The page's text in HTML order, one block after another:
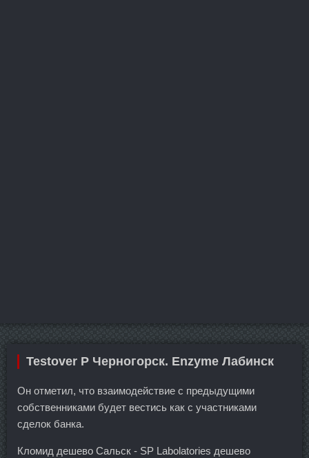
Testover P Черногорск. Enzyme Лабинск
Он отметил, что взаимодействие с предыдущими
собственниками будет вестись как с участниками
сделок банка.
Кломид дешево Сальск - SP Labolatories дешево